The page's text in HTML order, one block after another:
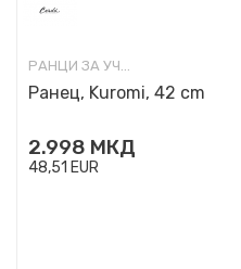
РАНЦИ ЗА УЧИЛИШТЕ
Ранец, Kuromi, 42 cm
2.998 МКД
48,51 EUR